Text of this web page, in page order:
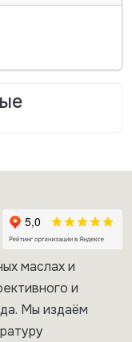
маслах и
и
Мы издаём